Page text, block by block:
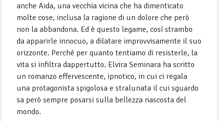
anche Aida, una vecchia vicina che ha dimenticato
molte cose, inclusa la ragione di un dolore che però
non la abbandona. Ed è questo legame, cosí strambo
da apparirle innocuo, a dilatare improvvisamente il suo
orizzonte. Perché per quanto tentiamo di resisterle, la
vita si infiltra dappertutto. Elvira Seminara ha scritto
un romanzo effervescente, ipnotico, in cui ci regala
una protagonista spigolosa e stralunata il cui sguardo
sa però sempre posarsi sulla bellezza nascosta del
mondo.